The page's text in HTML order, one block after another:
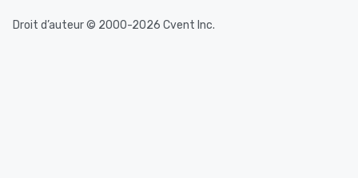
Droit d’auteur © 2000-2026 Cvent Inc.